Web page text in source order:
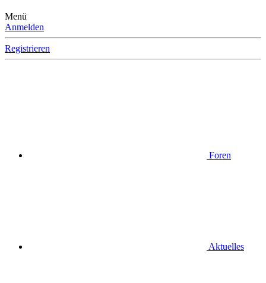
Menü
Anmelden
Registrieren
Foren
Aktuelles